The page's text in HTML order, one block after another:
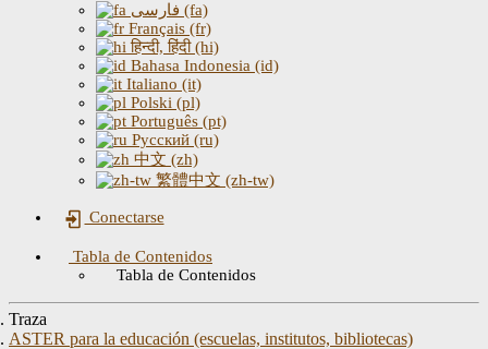
فارسی (fa)
Français (fr)
हिन्दी, हिंदी (hi)
Bahasa Indonesia (id)
Italiano (it)
Polski (pl)
Português (pt)
Русский (ru)
中文 (zh)
繁體中文 (zh-tw)
Conectarse
Tabla de Contenidos
Tabla de Contenidos
Traza
ASTER para la educación (escuelas, institutos, bibliotecas)